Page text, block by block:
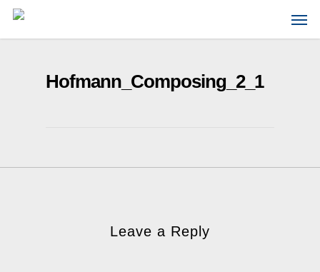
Skip
Hofmann_Composing_2_1
Leave a Reply